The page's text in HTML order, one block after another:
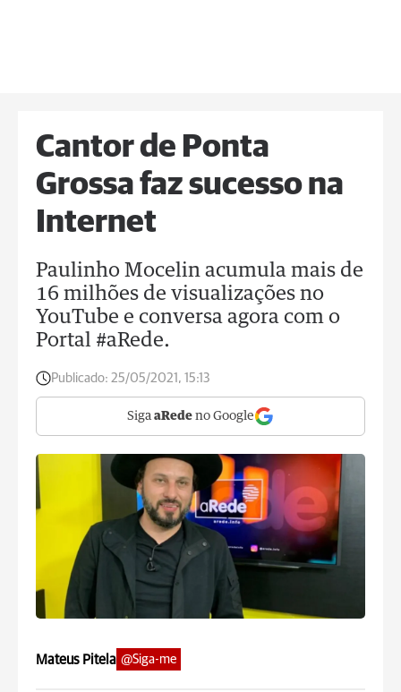
Cantor de Ponta
Grossa faz sucesso na
Internet
Paulinho Mocelin acumula mais de
16 milhões de visualizações no
YouTube e conversa agora com o
Portal #aRede.
Publicado: 25/05/2021, 15:13
Siga aRede no Google
Mateus Pitela @Siga-me